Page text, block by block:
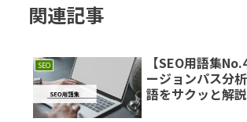
関連記事
SEO
【SEO用語集
ージョンパス分
語をサクッと解説